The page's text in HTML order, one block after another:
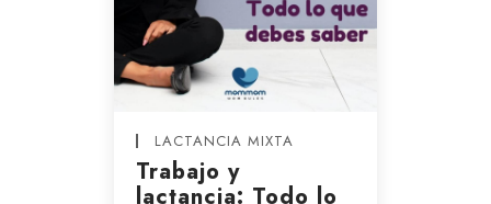
LACTANCIA MIXTA
Trabajo y
lactancia: Todo lo